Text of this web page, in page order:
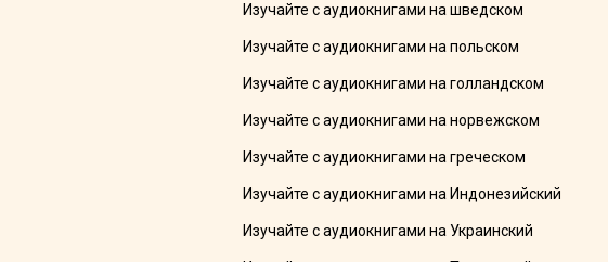
Изучайте с аудиокнигами на шведском
Изучайте с аудиокнигами на польском
Изучайте с аудиокнигами на голландском
Изучайте с аудиокнигами на норвежском
Изучайте с аудиокнигами на греческом
Изучайте с аудиокнигами на Индонезийский
Изучайте с аудиокнигами на Украинский